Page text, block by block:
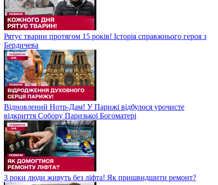
Рятує тварин протягом 15 років! Історія справжнього героя з
Бердичева
Відновлений Нотр-Дам! У Парижі відбулося урочисте
відкриття Собору Паризької Богоматері
3 роки люди живуть без ліфта! Як пришвидшити ремонт?